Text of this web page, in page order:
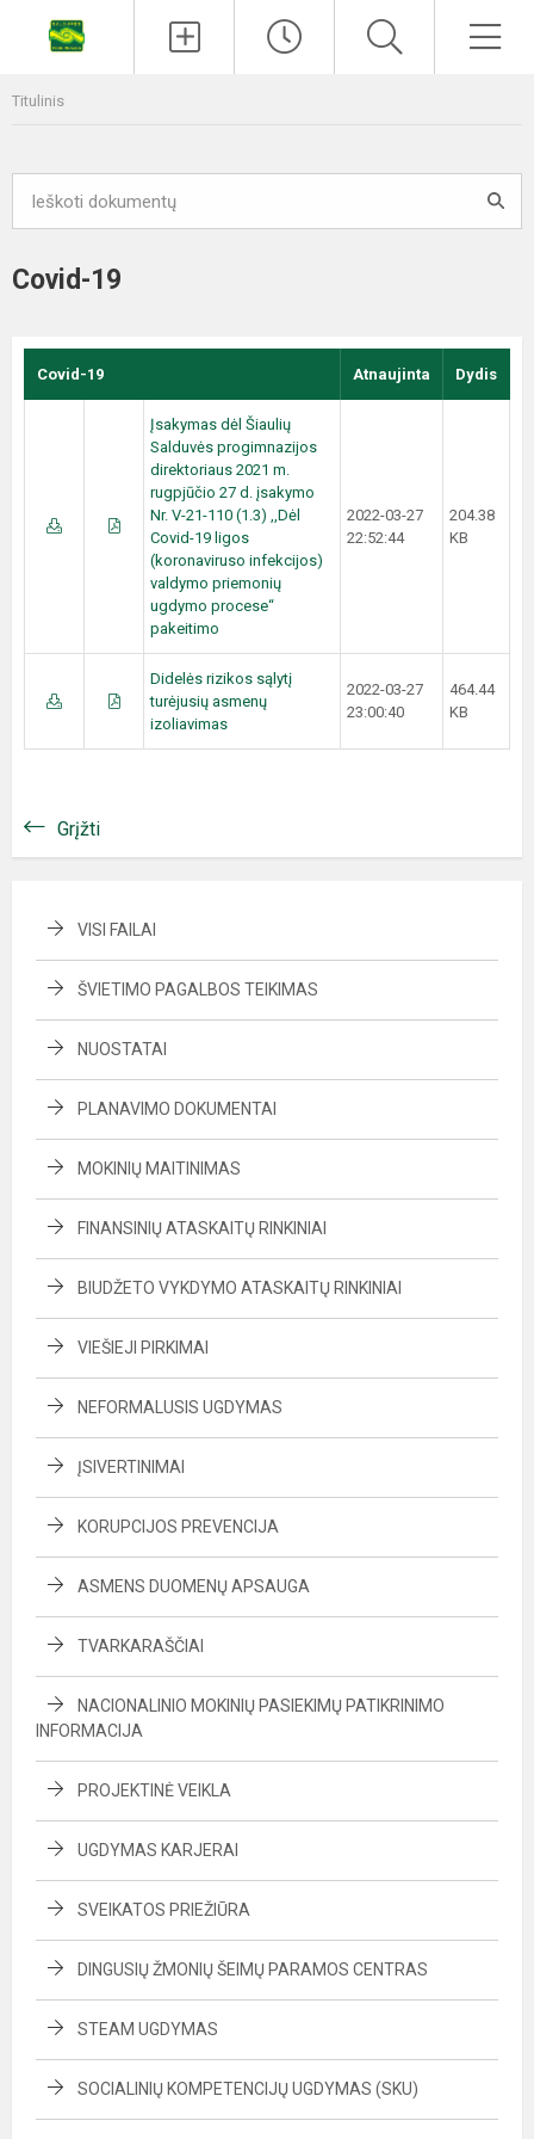
Titulinis
Covid-19
Covid-19 Atnaujinta Dydis
Įsakymas dėl Šiaulių
Salduvės progimnazijos
direktoriaus 2021 m.
rugpjūčio 27 d. įsakymo
Nr. V-21-110 (1.3) ,,Dėl
Covid-19 ligos
(koronaviruso infekcijos)
valdymo priemonių
ugdymo procese“
pakeitimo
2022-03-27
22:52:44
204.38
KB
Didelės rizikos sąlytį
turėjusių asmenų
izoliavimas
2022-03-27
23:00:40
464.44
KB
Grįžti
VISI FAILAI
ŠVIETIMO PAGALBOS TEIKIMAS
NUOSTATAI
PLANAVIMO DOKUMENTAI
MOKINIŲ MAITINIMAS
FINANSINIŲ ATASKAITŲ RINKINIAI
BIUDŽETO VYKDYMO ATASKAITŲ RINKINIAI
VIEŠIEJI PIRKIMAI
NEFORMALUSIS UGDYMAS
ĮSIVERTINIMAI
KORUPCIJOS PREVENCIJA
ASMENS DUOMENŲ APSAUGA
TVARKARAŠČIAI
NACIONALINIO MOKINIŲ PASIEKIMŲ PATIKRINIMO
INFORMACIJA
PROJEKTINĖ VEIKLA
UGDYMAS KARJERAI
SVEIKATOS PRIEŽIŪRA
DINGUSIŲ ŽMONIŲ ŠEIMŲ PARAMOS CENTRAS
STEAM UGDYMAS
SOCIALINIŲ KOMPETENCIJŲ UGDYMAS (SKU)